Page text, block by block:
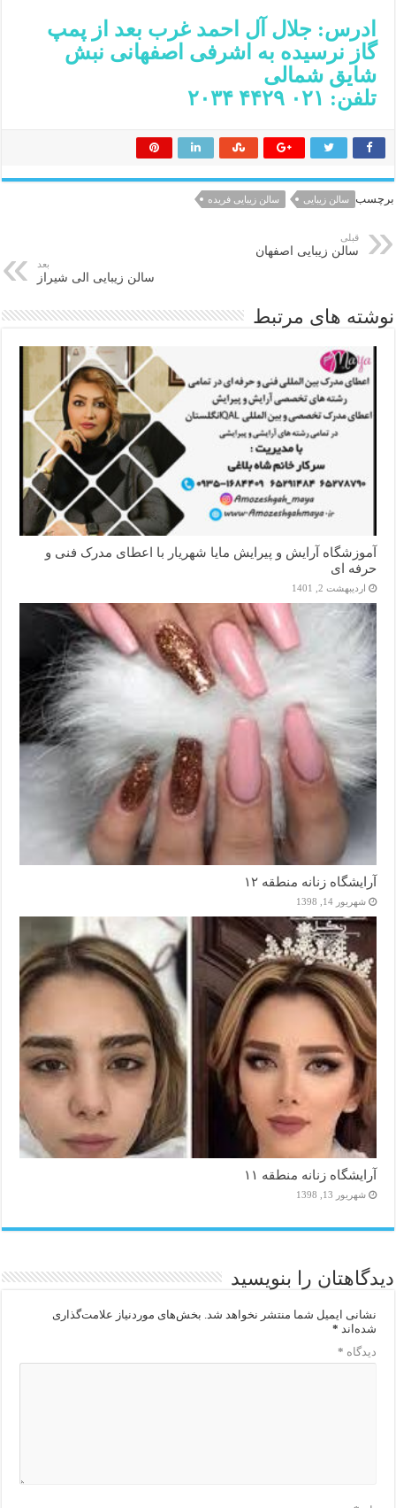
ادرس: جلال آل احمد غرب بعد از پمپ
گاز نرسیده به اشرفی اصفهانی نبش
شایق شمالی
تلفن: ۰۲۱ ۴۴۲۹ ۲۰۳۴
برچسب سالن زیبایی سالن زیبایی فریده
قبلی
سالن زیبایی اصفهان
بعد
سالن زیبایی الی شیراز
نوشته های مرتبط
آموزشگاه آرایش و پیرایش مایا شهریار با اعطای مدرک فنی و
حرفه ای
اردیبهشت 2, 1401
آرایشگاه زنانه منطقه ۱۲
شهریور 14, 1398
آرایشگاه زنانه منطقه ۱۱
شهریور 13, 1398
دیدگاهتان را بنویسید
نشانی ایمیل شما منتشر نخواهد شد. بخش‌های موردنیاز علامت‌گذاری
شده‌اند *
دیدگاه *